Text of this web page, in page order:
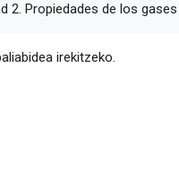
2. Propiedades de los
irekitzeko.